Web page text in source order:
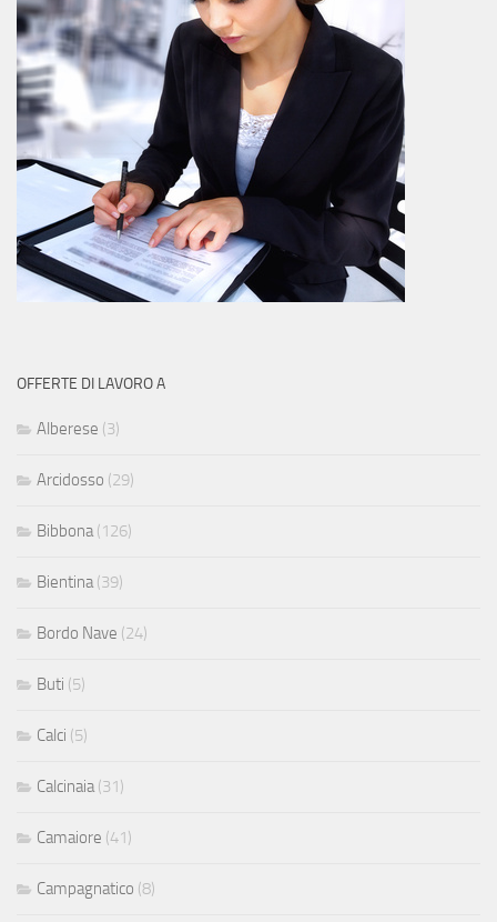
OFFERTE DI LAVORO A
Alberese (3)
Arcidosso (29)
Bibbona (126)
Bientina (39)
Bordo Nave (24)
Buti (5)
Calci (5)
Calcinaia (31)
Camaiore (41)
Campagnatico (8)